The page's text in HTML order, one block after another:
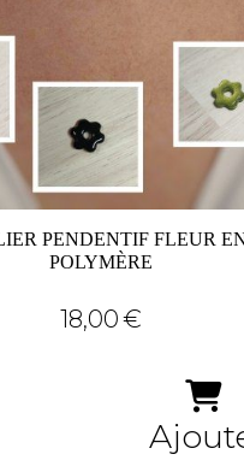
PENDENTIF FLEUR
POLYMÈRE
18,00€